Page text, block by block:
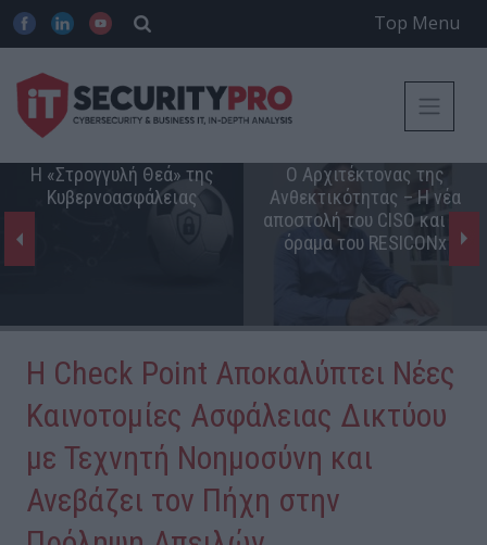
Top Menu
Η «Στρογγυλή Θεά» της
Κυβερνοασφάλειας
Ο Αρχιτέκτονας της
Ανθεκτικότητας – Η νέα
αποστολή του CISO και το
όραμα του RESICONx
Η Check Point Αποκαλύπτει Νέες
Καινοτομίες Ασφάλειας Δικτύου
με Τεχνητή Νοημοσύνη και
Ανεβάζει τον Πήχη στην